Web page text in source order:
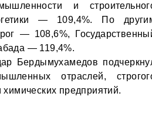
и
— 109,4%. По
— 108,6%,
— 119,4%.
Бердымухамедов
отраслей,
предприятий.